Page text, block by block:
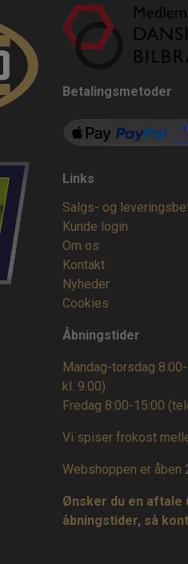
Betalingsmetoder
Links
Salgs- og
Kunde login
Om os
Kontakt
Nyheder
Cookies
Åbningstider
Mandag-torsdag
kl. 9.00)
Fredag 8:00-15:00
Vi spiser frokost
Webshoppen er åben
Ønsker du en aftale
åbningstider, så